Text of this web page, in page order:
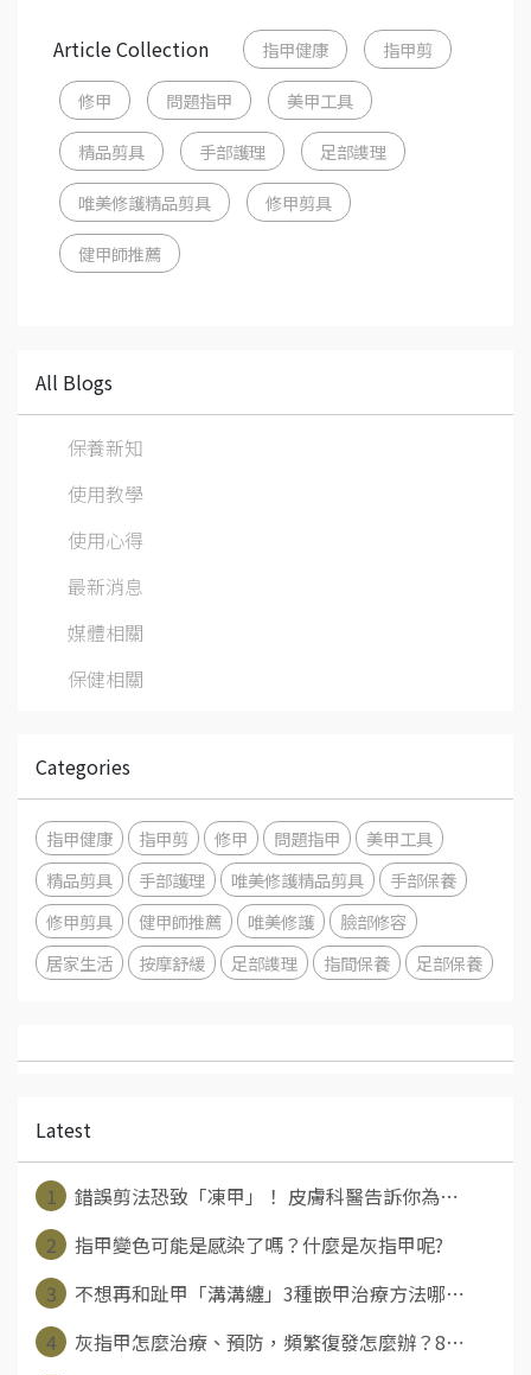
Article Collection 指甲健康 指甲剪
修甲 問題指甲 美甲工具
精品剪具 手部護理 足部謢理
唯美修護精品剪具 修甲剪具
健甲師推薦
All Blogs
保養新知
使用教學
使用心得
最新消息
媒體相關
保健相關
Categories
指甲健康 指甲剪 修甲 問題指甲
美甲工具
精品剪具
手部護理 唯美修護精品剪具
手部保養
修甲剪具
健甲師推薦 唯美修護
臉部修容
居家生活
按摩舒緩 足部謢理 指間保養 足部保養
Latest
1
錯誤剪法恐致「凍甲」！ 皮膚科醫告訴你為⋯
2
指甲變色可能是感染了嗎？什麼是灰指甲呢?
3
不想再和趾甲「溝溝纏」3種嵌甲治療方法哪⋯
4
灰指甲怎麼治療、預防，頻繁復發怎麼辦？8⋯